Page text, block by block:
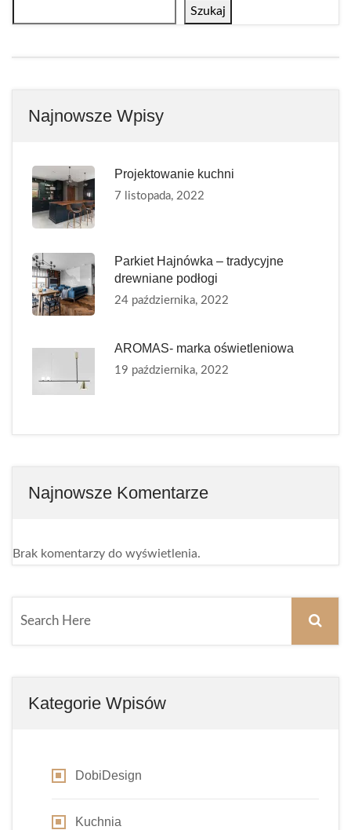
Szukaj
Najnowsze Wpisy
Projektowanie kuchni
7 listopada, 2022
Parkiet Hajnówka – tradycyjne
drewniane podłogi
24 października, 2022
AROMAS- marka oświetleniowa
19 października, 2022
Najnowsze Komentarze
Brak komentarzy do wyświetlenia.
Kategorie Wpisów
DobiDesign
Kuchnia